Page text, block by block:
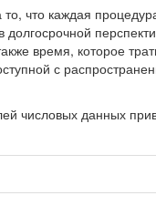
что каждая
долгосрочной
время, которое
с
числовых данных